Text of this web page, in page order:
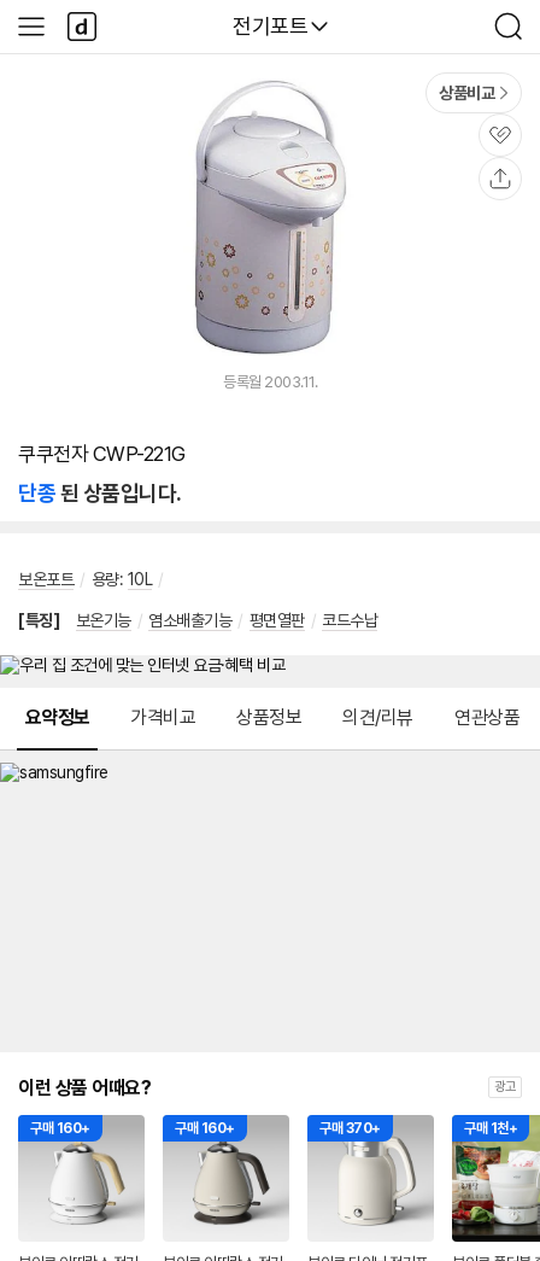
다나와
전기포트
검
색
사
이
다
나
와
상품비교
관
심
등록월 2003.11.
쿠쿠전자 CWP-221G
단종된 상품입니다.
보온포트 / 용량: 10L /
[특징] 보온기능 / 염소배출기능 / 평면열판 / 코드수납
요약정보 가격비교 상품정보 의견/리뷰 연관상품
이런 상품 어때요? 광고
구매 160+ 구매 160+ 구매 370+ 구매 1천+